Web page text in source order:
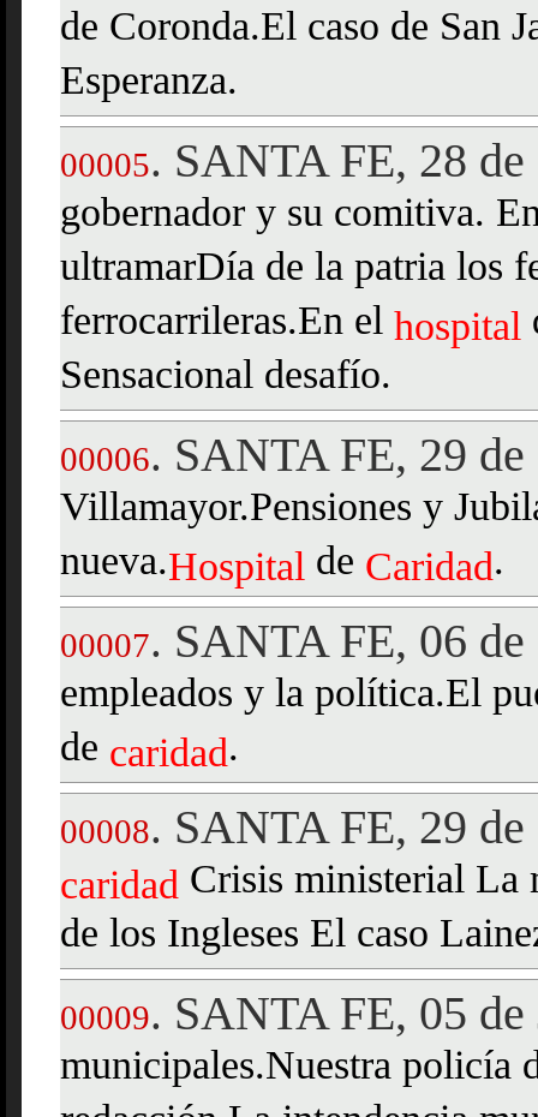
de Coronda.El caso de San
Esperanza.
00005. SANTA FE, 28
gobernador y su comitiva.
ultramarDía de la patria los
ferrocarrileras.En el hospital
Sensacional desafío.
00006. SANTA FE, 29
Villamayor.Pensiones y
nueva.Hospital de Caridad.
00007. SANTA FE, 06
empleados y la política.El
de caridad.
00008. SANTA FE, 29
caridad Crisis ministerial La
de los Ingleses El caso
00009. SANTA FE, 05
municipales.Nuestra policía